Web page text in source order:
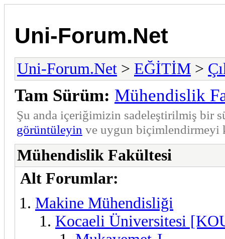
Uni-Forum.Net
Uni-Forum.Net > EĞİTİM >
Tam Sürüm: Mühendislik
Şu anda içeriğimizin sadeleştirilmiş bir
görüntüleyin ve uygun biçimlendirmeyi
Mühendislik Fakültesi
Alt Forumlar:
Makine Mühendisliği
Kocaeli Üniversitesi